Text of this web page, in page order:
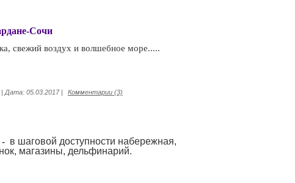
Сочи
свежий воздух и волшебное море.....
| Дата: 05.03.2017 | Комментарии (3)
- в шаговой доступности набережная,
магазины, дельфинарий.